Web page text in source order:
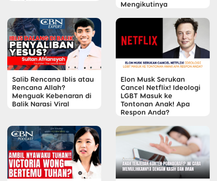
Mengikutinya
Salib Rencana Iblis atau
Rencana Allah?
Menguak Kebenaran di
Balik Narasi Viral
Elon Musk Serukan
Cancel Netflix! Ideologi
LGBT Masuk ke
Tontonan Anak! Apa
Respon Anda?